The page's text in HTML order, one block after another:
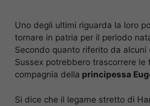
Uno degli ultimi riguarda la loro
tornare in patria per il periodo
Secondo quanto riferito da alcuni
Sussex potrebbero trascorrere le
compagnia della principessa
Si dice che il legame stretto di